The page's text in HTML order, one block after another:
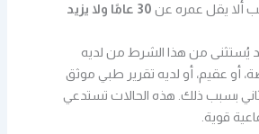
ألا يقل عمره عن
30 عامًا ولا يزيد
يُستثنى من هذا الشرط من لديه
أو عقيم، أو لديه تقرير طبي موثق
بسبب ذلك. هذه الحالات تستدعي
قوية.